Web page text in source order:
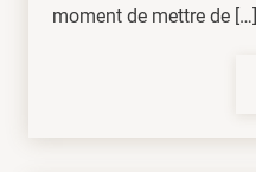
moment de mettre de […]